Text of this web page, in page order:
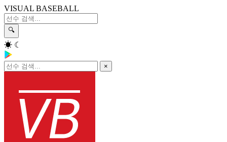
VISUAL BASEBALL
🔍
☀ ☾
×